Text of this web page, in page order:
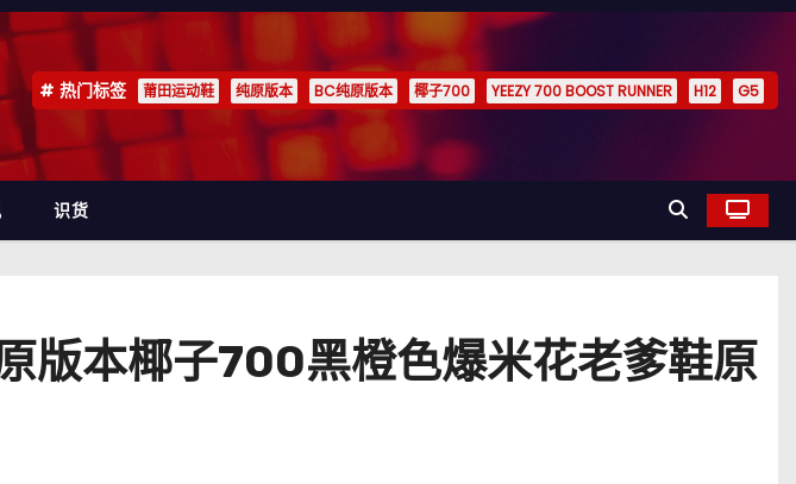
热门标签 莆田运动鞋 纯原版本 BC纯原版本 椰子700 YEEZY 700 BOOST RUNNER H12 G5
识货
本椰子700黑橙色爆米花老爹鞋原